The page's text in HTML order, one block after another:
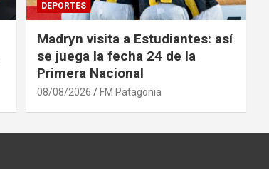
DEPORTES
Madryn visita a Estudiantes: así
se juega la fecha 24 de la
Primera Nacional
08/08/2026 FM Patagonia